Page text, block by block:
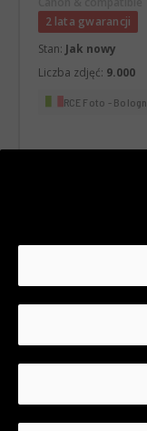
2 lata gwarancji
Stan: Jak nowy
Liczba zdjęć: 9.000
RCE Foto -